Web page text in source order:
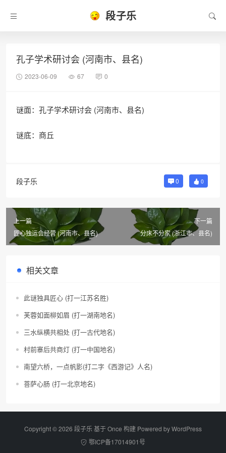
段子乐
孔子学术研讨会 (河南市、县名)
2023-06-09 67 0
谜面：孔子学术研讨会 (河南市、县名)
谜底：商丘
段子乐 0 0
上一篇
匠心独运会经营 (河南市、县名)
下一篇
分床不分家 (浙江市、县名)
相关文章
此谜独具匠心 (打一江苏名胜)
芙蓉如面柳如眉 (打一湖南地名)
三水纵横共相处 (打一古代地名)
村前寨后共商灯 (打一中国地名)
南望六桥，一点帆影(打二字《西游记》人名)
菩萨心肠 (打一北京地名)
Copyright © 2026 段子乐 基于 Once 构建 Powered byWordPress
鄂ICP备17014901号